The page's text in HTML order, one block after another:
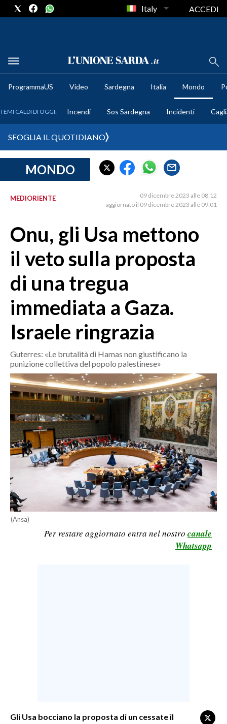
METEO
CRONACA SARDEGNA
PROVINCIA DI CAGLIARI
MEDIO CAMPIDANO
ORISTANO E PROVINCIA
SASSARI E PROVINCIA
GALLURA
NUORO E PROVINCIA
OGLIASTRA
AGENDA
ITALIA
MONDO
POLITICA
ECONOMIA
SERVIZI ALLE IMPRESE
LAVORO
BANDI
SPORT IN SARDEGNA
Italy ACCEDI
ProgrammaUS Video Sardegna Italia Mondo
TEMI CALDI DI OGGI: Incendi Sos Sardegna Incidenti
SFOGLIA IL QUOTIDIANO
MONDO
MEDIORIENTE
09 dicembre 2023 alle 08:12
aggiornato il 09 dicembre 2023 alle 09:01
Onu, gli Usa mettono
il veto sulla proposta
di una tregua
immediata a Gaza.
Israele ringrazia
Guterres: «Le brutalità di Hamas non giustificano la
punizione collettiva del popolo palestinese»
(Ansa)
Per restare aggiornato entra nel nostro canale
Whatsapp
Gli Usa bocciano la proposta di un cessate il